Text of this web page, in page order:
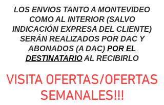
LOS ENVIOS TANTO A MONTEVIDEO
COMO AL INTERIOR (SALVO
INDICACIÓN EXPRESA DEL CLIENTE)
SERÁN REALIZADOS POR DAC Y
ABONADOS (A DAC) POR EL
DESTINATARIOAL RECIBIRLO
VISITA OFERTAS/OFERTAS
SEMANALES!!!